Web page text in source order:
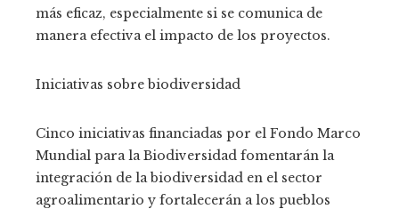
más eficaz, especialmente si se comunica de
manera efectiva el impacto de los proyectos.
Iniciativas sobre biodiversidad
Cinco iniciativas financiadas por el Fondo Marco
Mundial para la Biodiversidad fomentarán la
integración de la biodiversidad en el sector
agroalimentario y fortalecerán a los pueblos